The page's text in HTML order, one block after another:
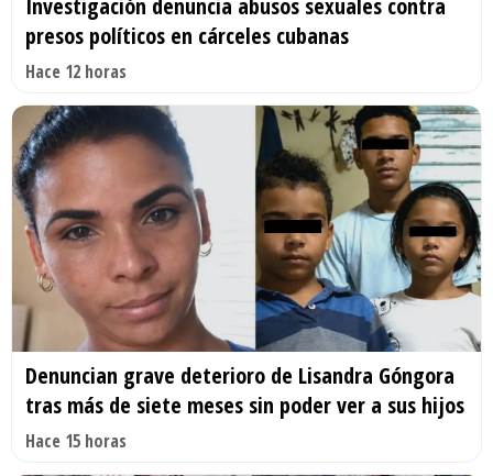
Investigación denuncia abusos sexuales contra
presos políticos en cárceles cubanas
Hace 12 horas
Denuncian grave deterioro de Lisandra Góngora
tras más de siete meses sin poder ver a sus hijos
Hace 15 horas